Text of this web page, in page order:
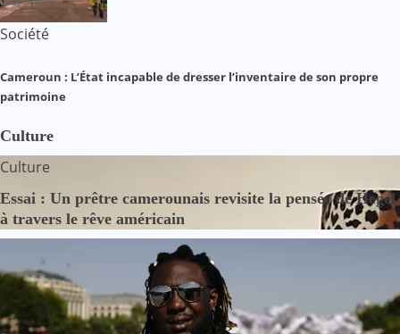
Société
Cameroun : L’État incapable de dresser l’inventaire de son propre
patrimoine
Culture
Culture
Essai : Un prêtre camerounais revisite la pensée de Hegel
à travers le rêve américain